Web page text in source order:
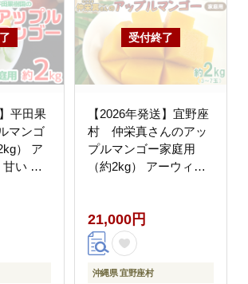
平田果
マンゴ
） ア
い 夏
おす
縄県
気 産
【2026年発送】宜野座
村 仲栄真さんのアッ
プルマンゴー家庭用
（約2kg） アーウィン
グ 完熟 お気に入り 美
味しい 人気 おすすめ
フルーツ 沖縄県 先行予
約 食品 デザート 産地
21,000円
沖縄県 宜野座村